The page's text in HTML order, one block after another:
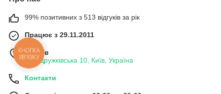
99% позитивних з 513 відгуків за рік
Працює з 29.11.2011
м. Київ
вул. Дружківська 10, Київ, Україна
Контакти
КНОПКА
ЗВ'ЯЗКУ